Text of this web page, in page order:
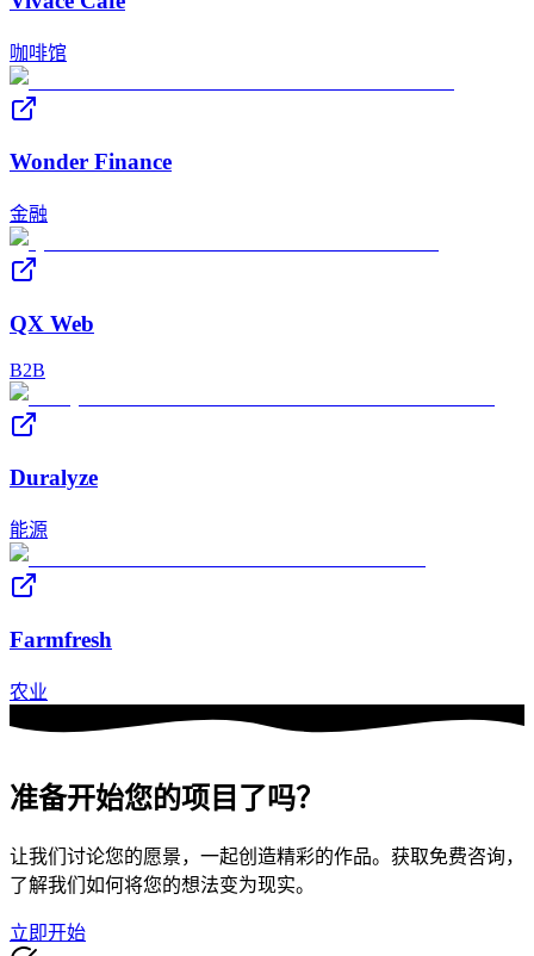
咖啡馆
Wonder Finance
金融
QX Web
B2B
Duralyze
能源
Farmfresh
农业
准备开始您的项目了吗？
让我们讨论您的愿景，一起创造精彩的作品。获取免费咨询，
了解我们如何将您的想法变为现实。
立即开始